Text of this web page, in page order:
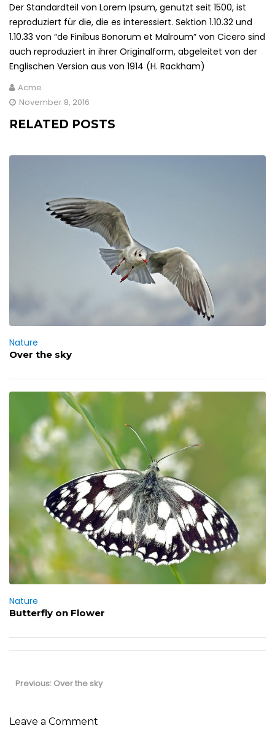
Der Standardteil von Lorem Ipsum, genutzt seit 1500, ist
reproduziert für die, die es interessiert. Sektion 1.10.32 und
1.10.33 von “de Finibus Bonorum et Malroum” von Cicero sind
auch reproduziert in ihrer Originalform, abgeleitet von der
Englischen Version aus von 1914 (H. Rackham)
Acme
November 8, 2016
RELATED POSTS
Nature
Over the sky
Nature
Butterfly on Flower
navigation
Previous: Previous
Over the sky
Leave a Comment